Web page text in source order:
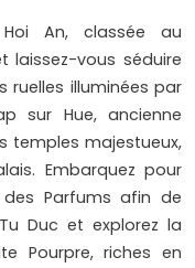
An, classée au
laissez-vous séduire
ruelles illuminées par
sur Hue, ancienne
temples majestueux,
Embarquez pour
Parfums afin de
Duc et explorez la
Pourpre, riches en